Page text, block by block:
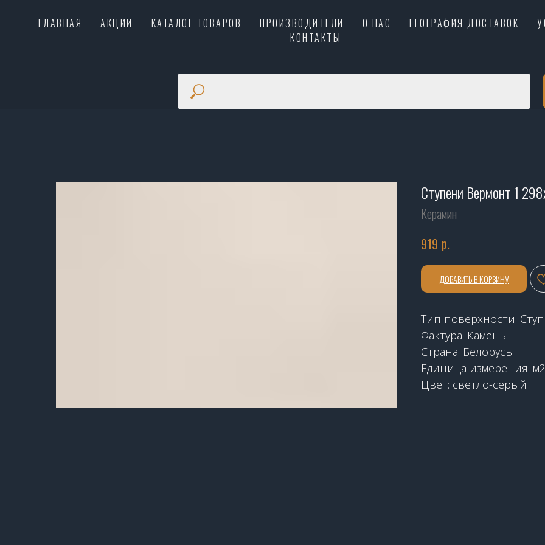
ГЛАВНАЯ АКЦИИ КАТАЛОГ ТОВАРОВ ПРОИЗВОДИТЕЛИ О НАС ГЕОГРАФИЯ ДОСТАВОК
КОНТАКТЫ
Ступени Вермонт 1
Керамин
919 р.
ДОБАВИТЬ В КОРЗИНУ
Тип поверхности:
Фактура: Камень
Страна: Белорусь
Единица измерения: м2
Цвет: светло-серый